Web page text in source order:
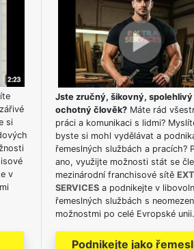
si
v
Jste zručný, šikovný, spolehlivý
ochotný člověk? Máte rád
práci a komunikaci s lidmi?
byste si mohl vydělávat a
řemeslných službách a pracích?
ano, využijte možnosti stát se
mezinárodní franchisové sítě
SERVICES a podnikejte v
řemeslných službách s
možnostmi po celé Evropské unii.
Podnikejte jako